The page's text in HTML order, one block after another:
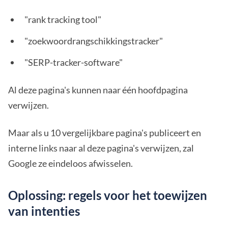
"rank tracking tool"
"zoekwoordrangschikkingstracker"
"SERP-tracker-software"
Al deze pagina's kunnen naar één hoofdpagina
verwijzen.
Maar als u 10 vergelijkbare pagina's publiceert en
interne links naar al deze pagina's verwijzen, zal
Google ze eindeloos afwisselen.
Oplossing: regels voor het toewijzen
van intenties